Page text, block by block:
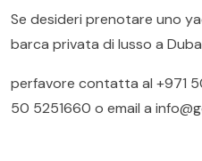
Se desideri prenotare uno
barca privata di lusso a
perfavore contatta al +971
50 5251660 o email a